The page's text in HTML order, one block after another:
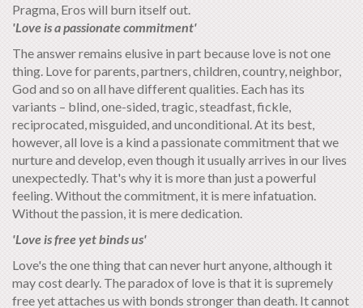
Pragma, Eros will burn itself out.
'Love is a passionate commitment'
The answer remains elusive in part because love is not one
thing. Love for parents, partners, children, country, neighbor,
God and so on all have different qualities. Each has its
variants – blind, one-sided, tragic, steadfast, fickle,
reciprocated, misguided, and unconditional. At its best,
however, all love is a kind a passionate commitment that we
nurture and develop, even though it usually arrives in our lives
unexpectedly. That's why it is more than just a powerful
feeling. Without the commitment, it is mere infatuation.
Without the passion, it is mere dedication.
'Love is free yet binds us'
Love's the one thing that can never hurt anyone, although it
may cost dearly. The paradox of love is that it is supremely
free yet attaches us with bonds stronger than death. It cannot